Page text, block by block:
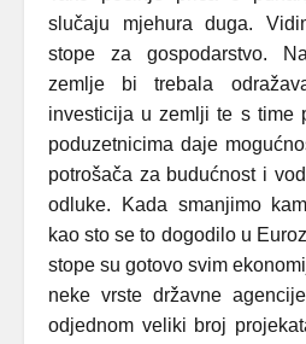
slučaju mjehura duga.
stope za gospodarstvo.
zemlje bi trebala
investicija u zemlji te s time
poduzetnicima daje
potrošača za budućnost i
odluke. Kada smanjimo
kao sto se to dogodilo u
stope su gotovo svim
neke vrste državne
odjednom veliki broj